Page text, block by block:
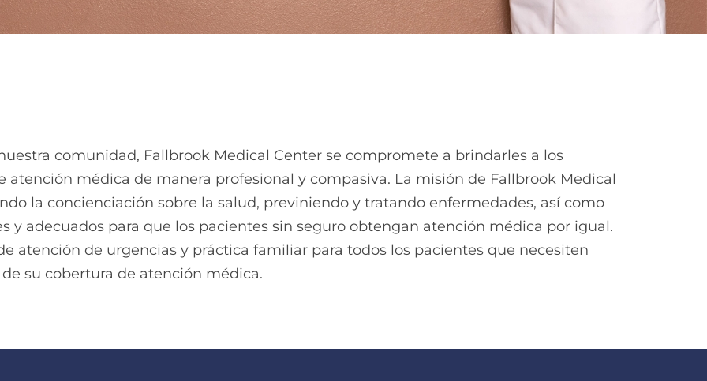
comunidad, Fallbrook Medical Center se compromete a brindarles a los
médica de manera profesional y compasiva. La misión de Fallbrook Medical
la concienciación sobre la salud, previniendo y tratando enfermedades, así como
y adecuados para que los pacientes sin seguro obtengan atención médica por igual.
atención de urgencias y práctica familiar para todos los pacientes que necesiten
su cobertura de atención médica.